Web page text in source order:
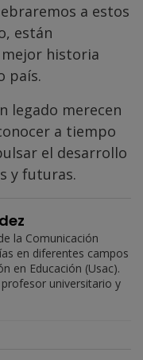
a estos
están
historia
país.
legado merecen
a tiempo
el desarrollo
y futuras.
la Comunicación
en diferentes campos
en Educación (Usac).
profesor universitario y